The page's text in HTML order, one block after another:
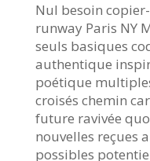
Nul besoin
runway Paris NY
seuls basiques
authentique
poétique
croisés chemin
future ravivée
nouvelles reçues
possibles